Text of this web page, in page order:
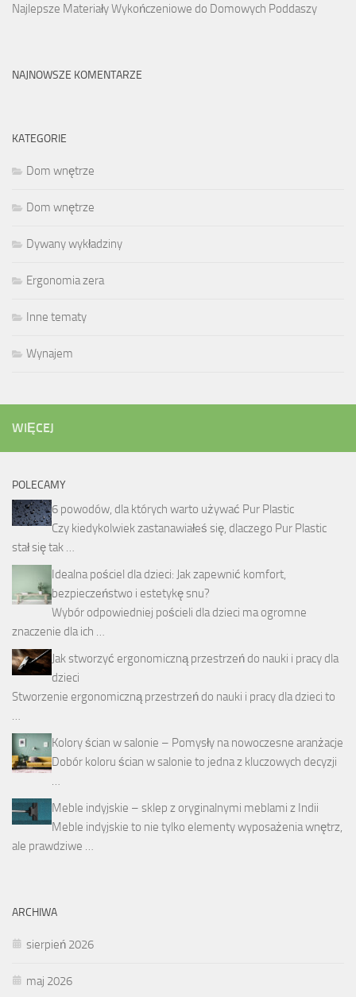
Najlepsze Materiały Wykończeniowe do Domowych Poddaszy
NAJNOWSZE KOMENTARZE
KATEGORIE
Dom wnętrze
Dom wnętrze
Dywany wykładziny
Ergonomia zera
Inne tematy
Wynajem
WIĘCEJ
POLECAMY
6 powodów, dla których warto używać Pur Plastic
Czy kiedykolwiek zastanawiałeś się, dlaczego Pur Plastic
stał się tak …
Idealna pościel dla dzieci: Jak zapewnić komfort,
bezpieczeństwo i estetykę snu?
Wybór odpowiedniej pościeli dla dzieci ma ogromne
znaczenie dla ich …
Jak stworzyć ergonomiczną przestrzeń do nauki i pracy dla
dzieci
Stworzenie ergonomiczną przestrzeń do nauki i pracy dla dzieci to
Kolory ścian w salonie – Pomysły na nowoczesne aranżacje
Dobór koloru ścian w salonie to jedna z kluczowych decyzji
Meble indyjskie – sklep z oryginalnymi meblami z Indii
Meble indyjskie to nie tylko elementy wyposażenia wnętrz,
ale prawdziwe …
ARCHIWA
sierpień 2026
maj 2026